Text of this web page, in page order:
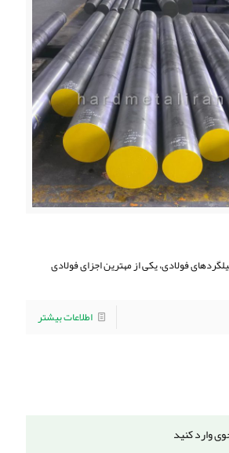
فولادی، یکی از مهترین اجزای فولادی
اطلاعات بیشتر